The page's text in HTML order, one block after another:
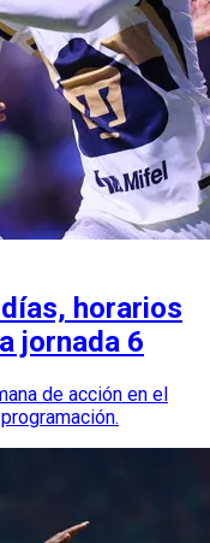
horarios
jornada 6
de acción en el